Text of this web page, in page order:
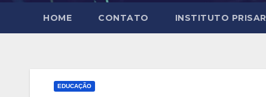
HOME CONTATO INSTITUTO
EDUCAÇÃO